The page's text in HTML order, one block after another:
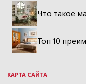
Что такое
Топ 10
КАРТА САЙТА